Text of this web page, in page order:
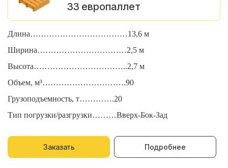
33 европаллет
Длина………………………………13,6 м
Ширина……………………………2,5 м
Высота……………………………..2,7 м
Объем, м³………………………….90
Грузоподъемность, т………….20
Тип погрузки/разгрузки………Вверх-Бок-Зад
Заказать Подробнее